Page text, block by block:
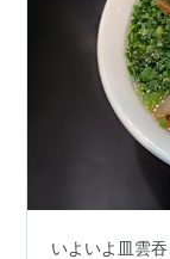
いよいよ皿雲